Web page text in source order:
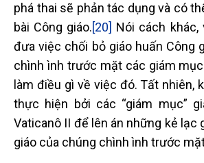
phá thai sẽ phản tác dụng và có
bài Công giáo.[20] Nói cách
đưa việc chối bỏ giáo huấn Công
chình ình trước mặt các giám
làm điều gì về việc đó. Tất nhiên,
thực hiện bởi các “giám mục”
Vaticanô II để lên án những kẻ lạc
giáo của chúng chình ình trước